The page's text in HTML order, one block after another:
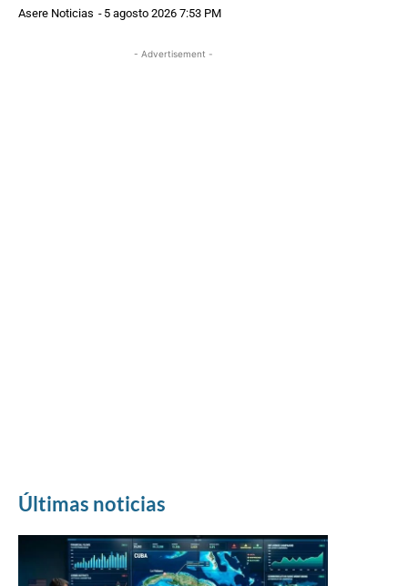
Asere Noticias - 5 agosto 2026 7:53 PM
- Advertisement -
Últimas noticias